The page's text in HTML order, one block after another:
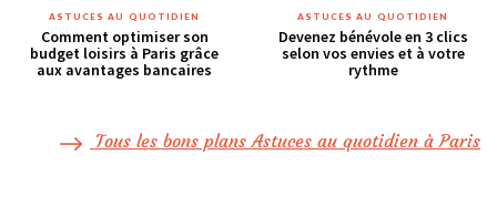
ASTUCES AU QUOTIDIEN
Comment optimiser son
budget loisirs à Paris grâce
aux avantages bancaires
ASTUCES AU QUOTIDIEN
Devenez bénévole en 3 clics
selon vos envies et à votre
rythme
Tous les bons plans Astuces au quotidien à Paris